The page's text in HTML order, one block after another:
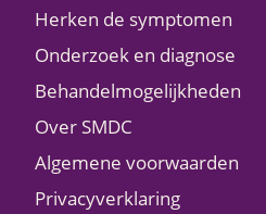
Herken de symptomen
Onderzoek en diagnose
Behandelmogelijkheden
Over SMDC
Algemene voorwaarden
Privacyverklaring